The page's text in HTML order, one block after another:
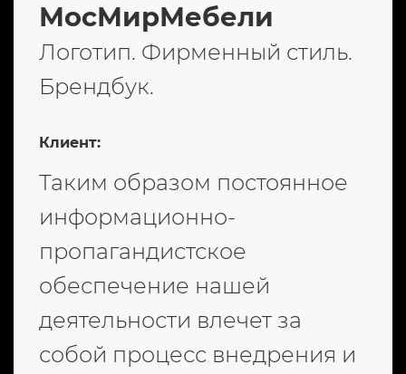
МосМирМебели
Логотип. Фирменный стиль.
Брендбук.
Клиент:
Таким образом постоянное
информационно-
пропагандистское
обеспечение нашей
деятельности влечет за
собой процесс внедрения и